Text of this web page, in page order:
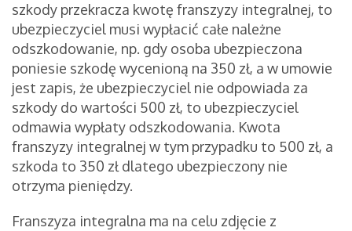
szkody przekracza kwotę franszyzy integralnej, to
ubezpieczyciel musi wypłacić całe należne
odszkodowanie, np. gdy osoba ubezpieczona
poniesie szkodę wycenioną na 350 zł, a w umowie
jest zapis, że ubezpieczyciel nie odpowiada za
szkody do wartości 500 zł, to ubezpieczyciel
odmawia wypłaty odszkodowania. Kwota
franszyzy integralnej w tym przypadku to 500 zł, a
szkoda to 350 zł dlatego ubezpieczony nie
otrzyma pieniędzy.
Franszyza integralna ma na celu zdjęcie z